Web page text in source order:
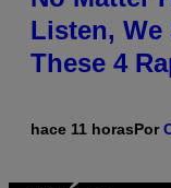
Listen, We
These 4
hace 11 horasPor